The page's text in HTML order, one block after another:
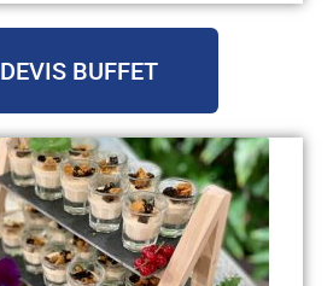
DEVIS BUFFET